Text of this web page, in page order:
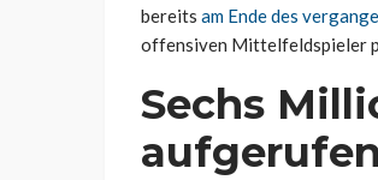
bereits am Ende des
offensiven Mittelfeldspieler
Sechs
aufgerufen